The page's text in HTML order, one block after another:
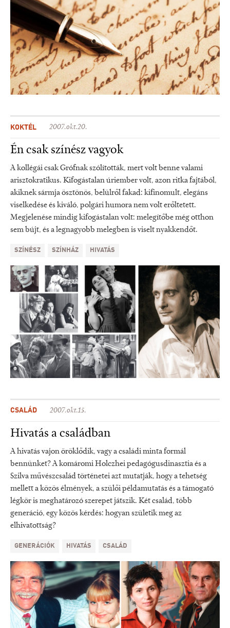
KOKTÉL 2007.okt.20.
Én csak színész vagyok
A kollégái csak Grófnak szólították, mert volt benne valami
arisztokratikus. Kifogástalan úriember volt, azon ritka fajtából,
akiknek sármja ösztönös, belülről fakad: kifinomult, elegáns
viselkedése és kiváló, polgári humora nem volt erőltetett.
Megjelenése mindig kifogástalan volt: melegítőbe még otthon
sem bújt, és a legnagyobb melegben is viselt nyakkendőt.
SZÍNÉSZ SZÍNHÁZ HIVATÁS
CSALÁD 2007.okt.15.
Hivatás a családban
A hivatás vajon öröklődik, vagy a családi minta formál
bennünket? A komáromi Holczhei pedagógusdinasztia és a
Szilva művészcsalád történetei azt mutatják, hogy a tehetség
mellett a közös élmények, a szülői példamutatás és a támogató
légkör is meghatározó szerepet játszik. Két család, több
generáció, egy közös kérdés: hogyan születik meg az
elhivatottság?
GENERÁCIÓK HIVATÁS CSALÁD